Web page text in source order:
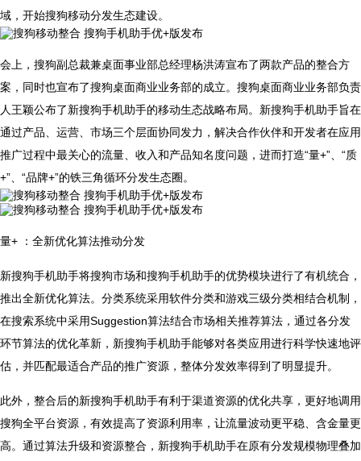
域，开始搜狗移动分发生态建设。
会上，搜狗副总裁兼桌面事业部总经理杨洪涛宣布了两款产品的整合方
案，同时也宣布了搜狗桌面商业业务部的成立。搜狗桌面商业业务部负责
人王颖公布了新搜狗手机助手的移动生态战略布局。新搜狗手机助手旨在
通过产品、运营、市场三个层面协同发力，解决合作伙伴和开发者在应用
推广过程中最关心的流量、收入和产品知名度问题，进而打造“量+”、“质
+”、“品牌+”的铁三角循环分发生态圈。
量+ ：全新优化算法推动分发
新搜狗手机助手将搜狗市场和搜狗手机助手的优势模块进行了有机统合，
推出全新优化算法。分类系统采用软件分类和游戏三级分类相结合机制，
在搜索系统中采用Suggestion算法结合市场相关推荐算法，通过各分发
环节算法的优化革新，新搜狗手机助手能够对各类应用进行科学快速地评
估，并匹配最适合产品的推广资源，整体分发效率得到了明显提升。
此外，整合后的新搜狗手机助手有利于渠道资源的优化共享，更好地调用
搜狗全平台资源，有效提高了资源利用率，让流量波动更平稳、含金量更
高。通过算法升级和资源整合，新搜狗手机助手在原有分发规模物理叠加